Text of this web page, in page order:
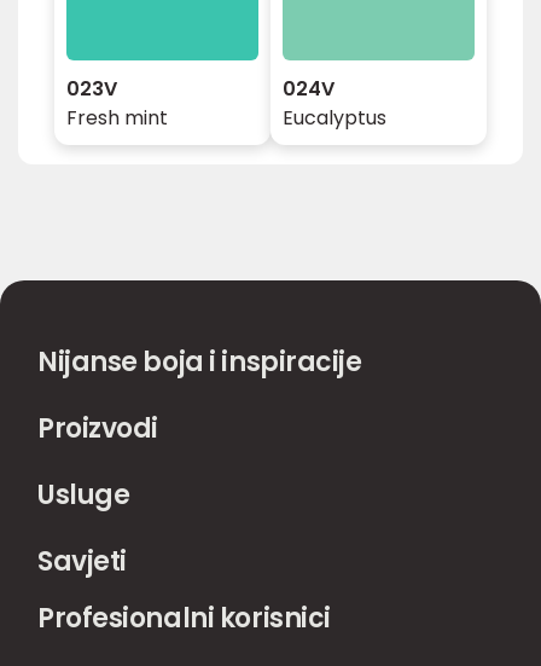
023V
Fresh mint
024V
Eucalyptus
Nijanse boja i inspiracije
Proizvodi
Usluge
Savjeti
Profesionalni korisnici